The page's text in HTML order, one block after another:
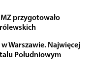
przygotowało
Warszawie. Najwięcej
Południowym